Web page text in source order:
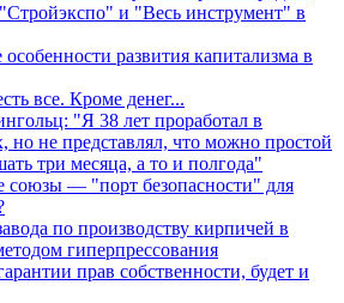
и "Весь инструмент" в
развития капитализма в
все. Кроме денег...
"Я 38 лет проработал в
но не представлял, что можно простой
три месяца, а то и полгода"
союзы — "порт безопасности" для
по производству кирпичей в
гиперпрессования
прав собственности, будет и